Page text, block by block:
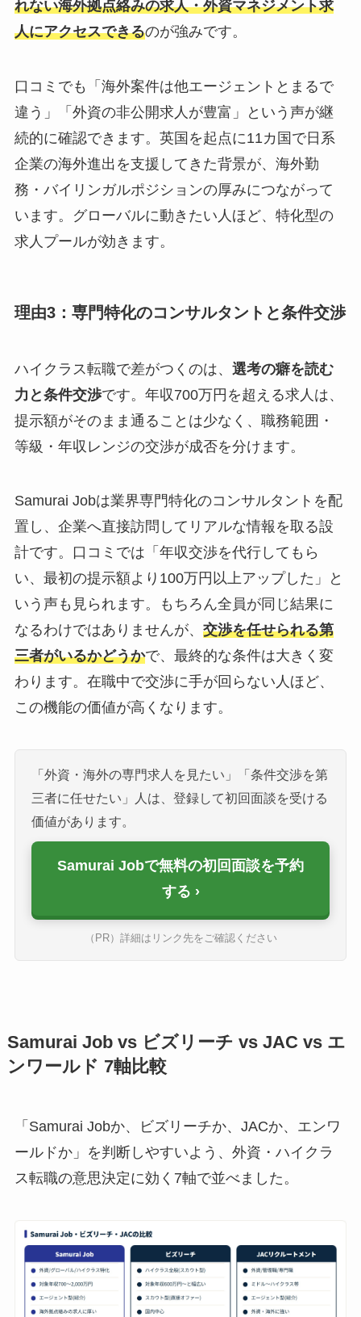
れない海外拠点絡みの求人・外資マネジメント求
人にアクセスできるのが強みです。
口コミでも「海外案件は他エージェントとまるで
違う」「外資の非公開求人が豊富」という声が継
続的に確認できます。英国を起点に11カ国で日系
企業の海外進出を支援してきた背景が、海外勤
務・バイリンガルポジションの厚みにつながって
います。グローバルに動きたい人ほど、特化型の
求人プールが効きます。
理由3：専門特化のコンサルタントと条件交渉
ハイクラス転職で差がつくのは、 選考の癖を読む
力と条件交渉です。年収700万円を超える求人は、
提示額がそのまま通ることは少なく、職務範囲・
等級・年収レンジの交渉が成否を分けます。
Samurai Jobは業界専門特化のコンサルタントを配
置し、企業へ直接訪問してリアルな情報を取る設
計です。口コミでは「年収交渉を代行してもら
い、最初の提示額より100万円以上アップした」と
いう声も見られます。もちろん全員が同じ結果に
なるわけではありませんが、 交渉を任せられる第
三者がいるかどうかで、最終的な条件は大きく変
わります。在職中で交渉に手が回らない人ほど、
この機能の価値が高くなります。
「外資・海外の専門求人を見たい」「条件交渉を第
三者に任せたい」人は、登録して初回面談を受ける
価値があります。
Samurai Jobで無料の初回面談を予約
する
（PR）詳細はリンク先をご確認ください
Samurai Job vs ビズリーチ vs JAC vs エ
ンワールド 7軸比較
「Samurai Jobか、ビズリーチか、JACか、エンワ
ールドか」を判断しやすいよう、外資・ハイクラ
ス転職の意思決定に効く7軸で並べました。